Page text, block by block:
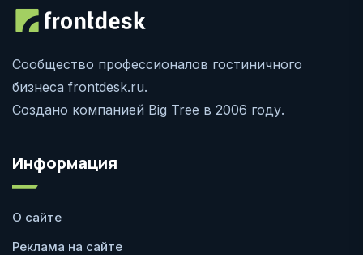
Сообщество профессионалов гостиничного
бизнеса frontdesk.ru.
Создано компанией Big Tree в 2006 году.
Информация
О сайте
Реклама на сайте